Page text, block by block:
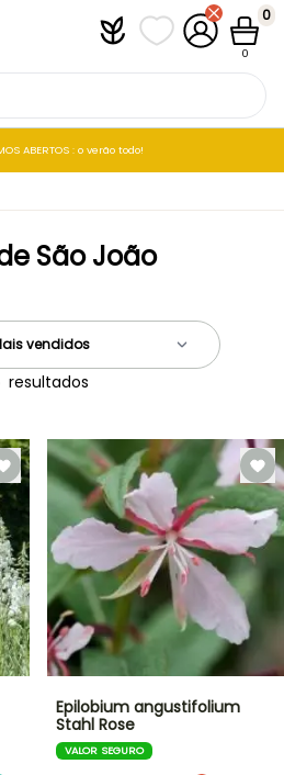
PlantfitAs minhas listas
A minha
0
0
ABERTOS : o verão todo!
São João
resultados
Epilobium angustifolium
Stahl Rose
VALOR SEGURO